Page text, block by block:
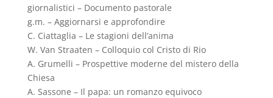
giornalistici – Documento pastorale
g.m. – Aggiornarsi e approfondire
C. Ciattaglia – Le stagioni dell’anima
W. Van Straaten – Colloquio col Cristo di Rio
A. Grumelli – Prospettive moderne del mistero della
Chiesa
A. Sassone – Il papa: un romanzo equivoco